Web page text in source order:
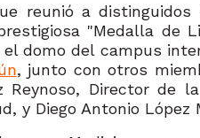
reunió a
"Medalla de
domo del campus
, junto con otros
Reynoso, Director de la
y Diego Antonio